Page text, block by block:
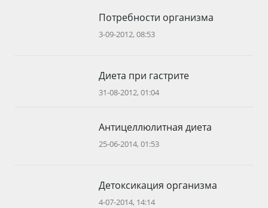
Потребности организма
3-09-2012, 08:53
Диета при гастрите
31-08-2012, 01:04
Антицеллюлитная диета
25-06-2014, 01:53
Детоксикация организма
4-07-2014, 14:14